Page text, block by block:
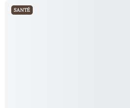
SANTÉ